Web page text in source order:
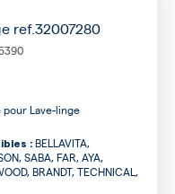
ref.32007280
pour Lave-linge
: BELLAVITA,
SABA, FAR, AYA,
BRANDT, TECHNICAL,